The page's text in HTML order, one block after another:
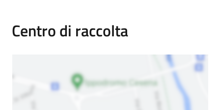
Centro di raccolta